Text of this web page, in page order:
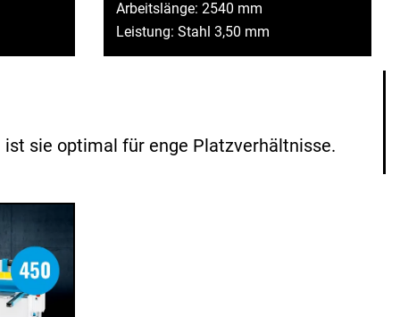
Arbeitslänge: 2540 mm
Leistung: Stahl 3,50 mm
sie optimal für enge Platzverhältnisse.